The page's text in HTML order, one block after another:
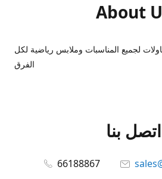
About
لجميع المناسبات وملابس رياضية لكل
الفرق
اتصل بنا
66188867